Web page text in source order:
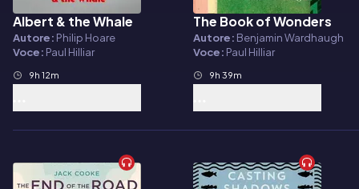
Audiolibro
Albert & the Whale
Autore: Philip Hoare
Voce: Paul Hilliar
9h 12m
Audiolibro
The Book of Wonders
Autore: Benjamin Wardhaugh
Voce: Paul Hilliar
9h 39m